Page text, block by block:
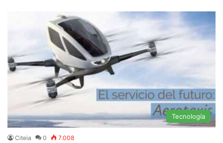
Tecnología
Citeia 0 7.008